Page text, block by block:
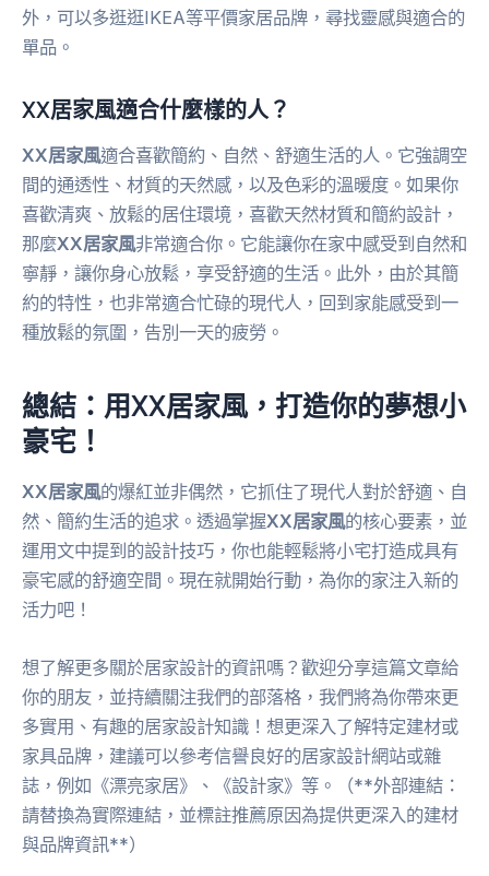
外，可以多逛逛IKEA等平價家居品牌，尋找靈感與適合的
單品。
XX居家風適合什麼樣的人？
XX居家風適合喜歡簡約、自然、舒適生活的人。它強調空
間的通透性、材質的天然感，以及色彩的溫暖度。如果你
喜歡清爽、放鬆的居住環境，喜歡天然材質和簡約設計，
那麼XX居家風非常適合你。它能讓你在家中感受到自然和
寧靜，讓你身心放鬆，享受舒適的生活。此外，由於其簡
約的特性，也非常適合忙碌的現代人，回到家能感受到一
種放鬆的氛圍，告別一天的疲勞。
總結：用XX居家風，打造你的夢想小
豪宅！
XX居家風的爆紅並非偶然，它抓住了現代人對於舒適、自
然、簡約生活的追求。透過掌握XX居家風的核心要素，並
運用文中提到的設計技巧，你也能輕鬆將小宅打造成具有
豪宅感的舒適空間。現在就開始行動，為你的家注入新的
活力吧！
想了解更多關於居家設計的資訊嗎？歡迎分享這篇文章給
你的朋友，並持續關注我們的部落格，我們將為你帶來更
多實用、有趣的居家設計知識！想更深入了解特定建材或
家具品牌，建議可以參考信譽良好的居家設計網站或雜
誌，例如《漂亮家居》、《設計家》等。（**外部連結：
請替換為實際連結，並標註推薦原因為提供更深入的建材
與品牌資訊**）